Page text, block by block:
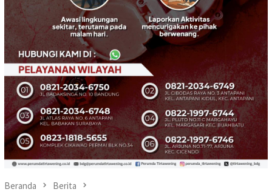
Beranda Berita